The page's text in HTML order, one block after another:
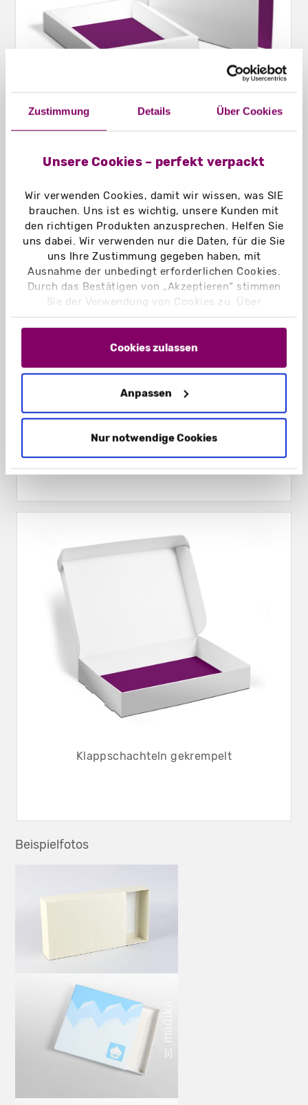
Zustimmung Details Über Cookies
Unsere Cookies – perfekt verpackt
Wir verwenden Cookies, damit wir wissen, was SIE
brauchen. Uns ist es wichtig, unsere Kunden mit
den richtigen Produkten anzusprechen. Helfen Sie
uns dabei. Wir verwenden nur die Daten, für die Sie
uns Ihre Zustimmung gegeben haben, mit
Ausnahme der unbedingt erforderlichen Cookies.
Durch das Bestätigen von „Akzeptieren“ stimmen
Sie der Verwendung von Cookies zu. Über
„Einstellungen“ können Sie auswählen, welche
Cookies Sie zulassen. Hier finden Sie unser
und unsereDatenschutzerklärung
Cookies zulassen
Anpassen
Nur notwendige Cookies
Schiebeschachteln Hohlwand offen
Schiebeschachteln Hohlwand geschlossen
Klappschachteln gekrempelt
Beispielfotos